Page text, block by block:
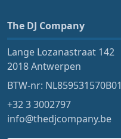
The DJ Company
Lange Lozanastraat 142
2018 Antwerpen
BTW-nr: NL859531570B01
+32 3 3002797
info@thedjcompany.be